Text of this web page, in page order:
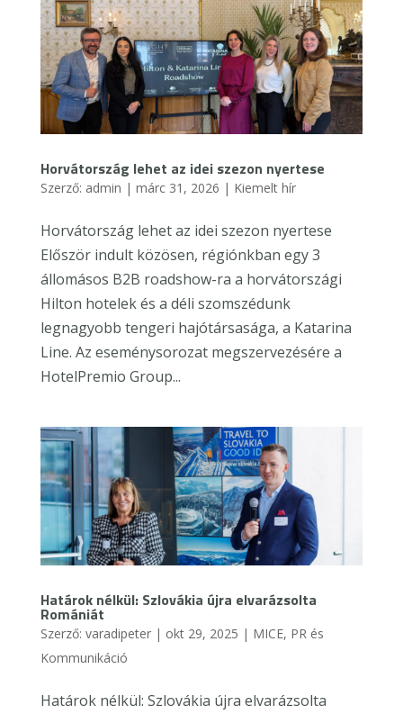
Horvátország lehet az idei szezon nyertese
Szerző: admin | márc 31, 2026 | Kiemelt hír
Horvátország lehet az idei szezon nyertese
Először indult közösen, régiónkban egy 3
állomásos B2B roadshow-ra a horvátországi
Hilton hotelek és a déli szomszédunk
legnagyobb tengeri hajótársasága, a Katarina
Line. Az eseménysorozat megszervezésére a
HotelPremio Group...
Határok nélkül: Szlovákia újra elvarázsolta
Romániát
Szerző: varadipeter| okt 29, 2025 | MICE, PR és
Kommunikáció
Határok nélkül: Szlovákia újra elvarázsolta